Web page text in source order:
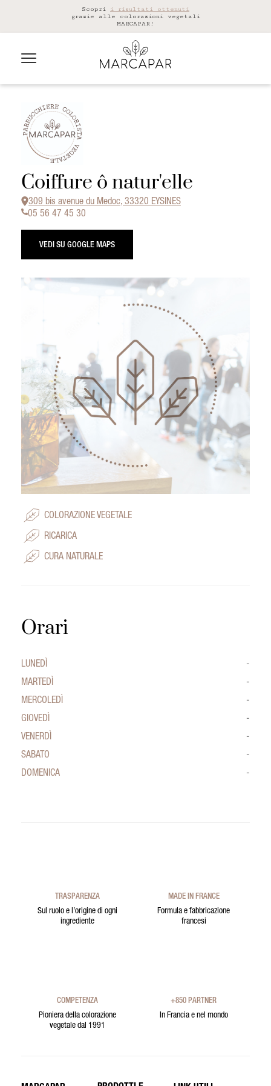
Scopri i risultati ottenuti
grazie alle colorazioni vegetali
MARCAPAR!
Coiffure ô natur'elle
309 bis avenue du Medoc, 33320 EYSINES
05 56 47 45 30
VEDI SU GOOGLE MAPS
COLORAZIONE VEGETALE
RICARICA
CURA NATURALE
Orari
LUNEDÌ
-
MARTEDÌ
-
MERCOLEDÌ
-
GIOVEDÌ
-
VENERDÌ
-
SABATO
-
DOMENICA
-
TRASPARENZA
Sul ruolo e l’origine di ogni
ingrediente
MADE IN FRANCE
Formula e fabbricazione
francesi
COMPETENZA
Pioniera della colorazione
vegetale dal 1991
+850 PARTNER
In Francia e nel mondo